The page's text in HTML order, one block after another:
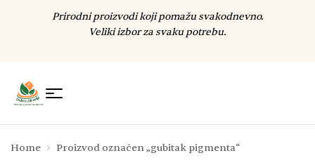
Prirodni proizvodi koji pomažu svakodnevno.
Veliki izbor za svaku potrebu.
Home Proizvod označen „gubitak pigmenta“